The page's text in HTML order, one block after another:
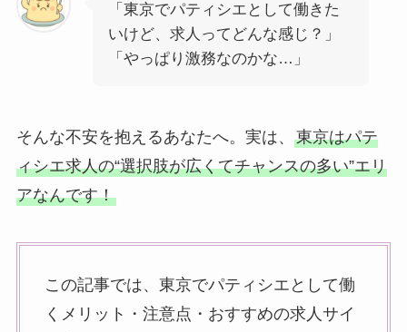
「東京でパティシエとして働きた
いけど、求人ってどんな感じ？」
「やっぱり激務なのかな…」
そんな不安を抱えるあなたへ。実は、 東京はパテ
ィシエ求人の“選択肢が広くてチャンスの多い”エリ
アなんです！
この記事では、東京でパティシエとして働
くメリット・注意点・おすすめの求人サイ